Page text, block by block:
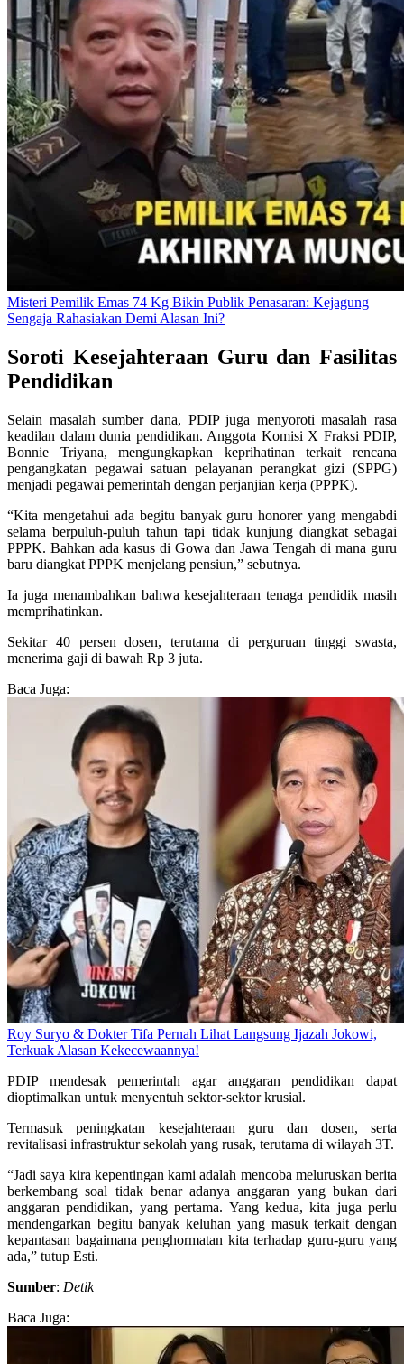
Misteri Pemilik Emas 74 Kg Bikin Publik Penasaran: Kejagung
Sengaja Rahasiakan Demi Alasan Ini?
Soroti Kesejahteraan Guru dan Fasilitas
Pendidikan
Selain masalah sumber dana, PDIP juga menyoroti masalah rasa
keadilan dalam dunia pendidikan. Anggota Komisi X Fraksi PDIP,
Bonnie Triyana, mengungkapkan keprihatinan terkait rencana
pengangkatan pegawai satuan pelayanan perangkat gizi (SPPG)
menjadi pegawai pemerintah dengan perjanjian kerja (PPPK).
“Kita mengetahui ada begitu banyak guru honorer yang mengabdi
selama berpuluh-puluh tahun tapi tidak kunjung diangkat sebagai
PPPK. Bahkan ada kasus di Gowa dan Jawa Tengah di mana guru
baru diangkat PPPK menjelang pensiun,” sebutnya.
Ia juga menambahkan bahwa kesejahteraan tenaga pendidik masih
memprihatinkan.
Sekitar 40 persen dosen, terutama di perguruan tinggi swasta,
menerima gaji di bawah Rp 3 juta.
Baca Juga:
Roy Suryo & Dokter Tifa Pernah Lihat Langsung Ijazah Jokowi,
Terkuak Alasan Kekecewaannya!
PDIP mendesak pemerintah agar anggaran pendidikan dapat
dioptimalkan untuk menyentuh sektor-sektor krusial.
Termasuk peningkatan kesejahteraan guru dan dosen, serta
revitalisasi infrastruktur sekolah yang rusak, terutama di wilayah 3T.
“Jadi saya kira kepentingan kami adalah mencoba meluruskan berita
berkembang soal tidak benar adanya anggaran yang bukan dari
anggaran pendidikan, yang pertama. Yang kedua, kita juga perlu
mendengarkan begitu banyak keluhan yang masuk terkait dengan
kepantasan bagaimana penghormatan kita terhadap guru-guru yang
ada,” tutup Esti.
Sumber: Detik
Baca Juga: